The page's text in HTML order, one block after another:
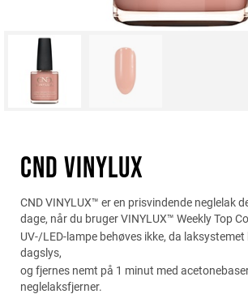
CND VINYLUX
CND VINYLUX™ er en prisvindende neglelak
dage, når du bruger VINYLUX™ Weekly Top
UV-/LED-lampe behøves ikke, da
dagslys,
og fjernes nemt på 1 minut med
neglelaksfjerner.